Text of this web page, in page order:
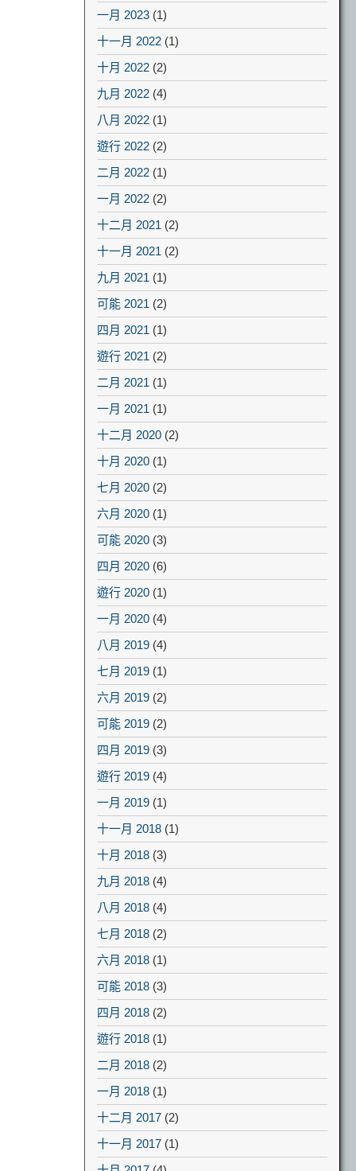
一月 2023 (1)
十一月 2022 (1)
十月 2022 (2)
九月 2022 (4)
八月 2022 (1)
遊行 2022 (2)
二月 2022 (1)
一月 2022 (2)
十二月 2021 (2)
十一月 2021 (2)
九月 2021 (1)
可能 2021 (2)
四月 2021 (1)
遊行 2021 (2)
二月 2021 (1)
一月 2021 (1)
十二月 2020 (2)
十月 2020 (1)
七月 2020 (2)
六月 2020 (1)
可能 2020 (3)
四月 2020 (6)
遊行 2020 (1)
一月 2020 (4)
八月 2019 (4)
七月 2019 (1)
六月 2019 (2)
可能 2019 (2)
四月 2019 (3)
遊行 2019 (4)
一月 2019 (1)
十一月 2018 (1)
十月 2018 (3)
九月 2018 (4)
八月 2018 (4)
七月 2018 (2)
六月 2018 (1)
可能 2018 (3)
四月 2018 (2)
遊行 2018 (1)
二月 2018 (2)
一月 2018 (1)
十二月 2017 (2)
十一月 2017 (1)